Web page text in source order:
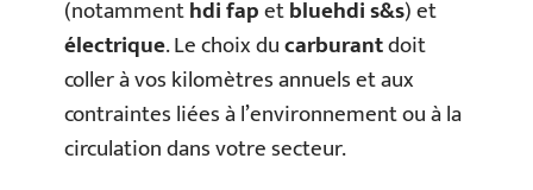
(notammenthdi fapetbluehdi s&s) et
électrique. Le choix ducarburantdoit
coller à vos kilomètres annuels et aux
contraintes liées à l’environnement ou à la
circulation dans votre secteur.